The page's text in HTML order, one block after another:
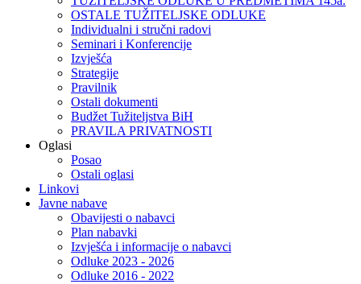
OSTALE TUŽITELJSKE ODLUKE
Individualni i stručni radovi
Seminari i Konferencije
Izvješća
Strategije
Pravilnik
Ostali dokumenti
Budžet Tužiteljstva BiH
PRAVILA PRIVATNOSTI
Oglasi
Posao
Ostali oglasi
Linkovi
Javne nabave
Obavijesti o nabavci
Plan nabavki
Izvješća i informacije o nabavci
Odluke 2023 - 2026
Odluke 2016 - 2022